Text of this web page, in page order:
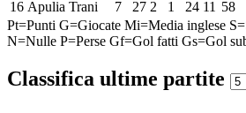
16 Apulia Trani 7 27 2 1 24 11 58
Pt=Punti G=Giocate Mi=Media inglese
N=Nulle P=Perse Gf=Gol fatti Gs=Gol
Classifica ultime partite